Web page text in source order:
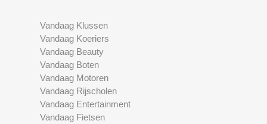
Vandaag Klussen
Vandaag Koeriers
Vandaag Beauty
Vandaag Boten
Vandaag Motoren
Vandaag Rijscholen
Vandaag Entertainment
Vandaag Fietsen